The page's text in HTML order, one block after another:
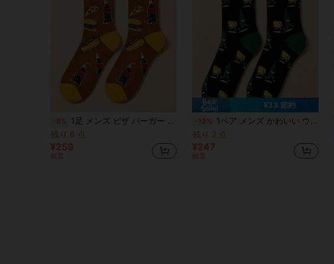
-8% 1足 メンズ ピザ バーガー ホットドッグ ソーダボトル柄 クルーソックス、日常のコーディネートに最適、フード愛好家、カジュアルウェア、誕生日、ホリデーギフト、パーティー、日常
残り 6 点
¥259
概算
¥33 節約
-12% 1ペア メンズ かわいい ウォーキング ビールチーズ グラフィック クルーソックス、ソフトで快適な秋冬デイリーウェアソックス、ビール愛好家へのユニークなホリデーギフト
残り 2 点
¥247
概算